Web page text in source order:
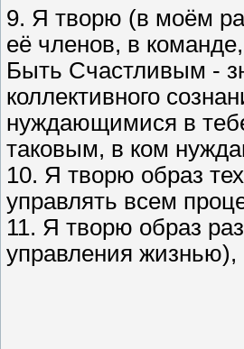
9. Я творю (в моём
её членов, в
Быть Счастливым -
коллективного
нуждающимися в
таковым, в ком
10. Я творю образ
управлять всем
11. Я творю образ
управления жизнью),